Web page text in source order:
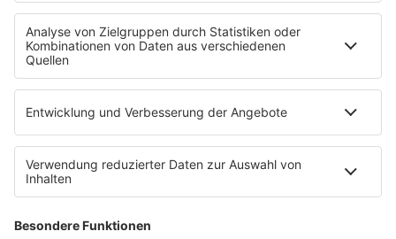
Empfang
90s90s App
Sonos
Service
FAQs
Kontakt
Datenschutz